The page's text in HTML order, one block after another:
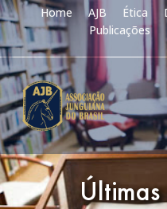
Home AJB Ética
Publicações